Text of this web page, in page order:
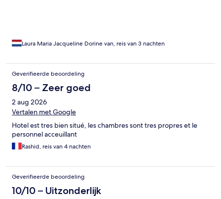
Laura Maria Jacqueline Dorine van, reis van 3 nachten
Geverifieerde beoordeling
8/10 – Zeer goed
2 aug 2026
Vertalen met Google
Hotel est tres bien situé, les chambres sont tres propres et le
personnel acceuillant
Rashid, reis van 4 nachten
Geverifieerde beoordeling
10/10 – Uitzonderlijk